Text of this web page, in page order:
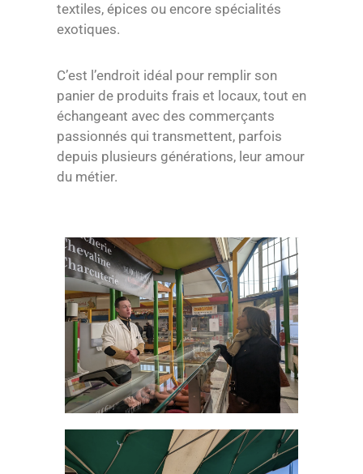
textiles, épices ou encore spécialités
exotiques.
C’est l’endroit idéal pour remplir son
panier de produits frais et locaux, tout en
échangeant avec des commerçants
passionnés qui transmettent, parfois
depuis plusieurs générations, leur amour
du métier.